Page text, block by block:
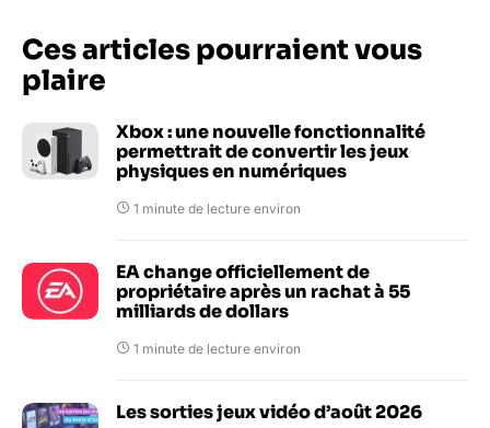
Ces articles pourraient vous
plaire
Xbox : une nouvelle fonctionnalité
permettrait de convertir les jeux
physiques en numériques
1 minute de lecture environ
EA change officiellement de
propriétaire après un rachat à 55
milliards de dollars
1 minute de lecture environ
Les sorties jeux vidéo d’août 2026